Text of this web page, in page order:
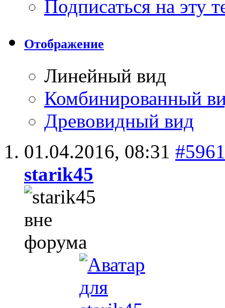
Подписаться на эту
Отображение
Линейный вид
Комбинированный
Древовидный вид
01.04.2016, 08:31 #5961
starik45